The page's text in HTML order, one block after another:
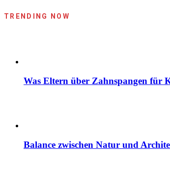
TRENDING NOW
Was Eltern über Zahnspangen für
Balance zwischen Natur und